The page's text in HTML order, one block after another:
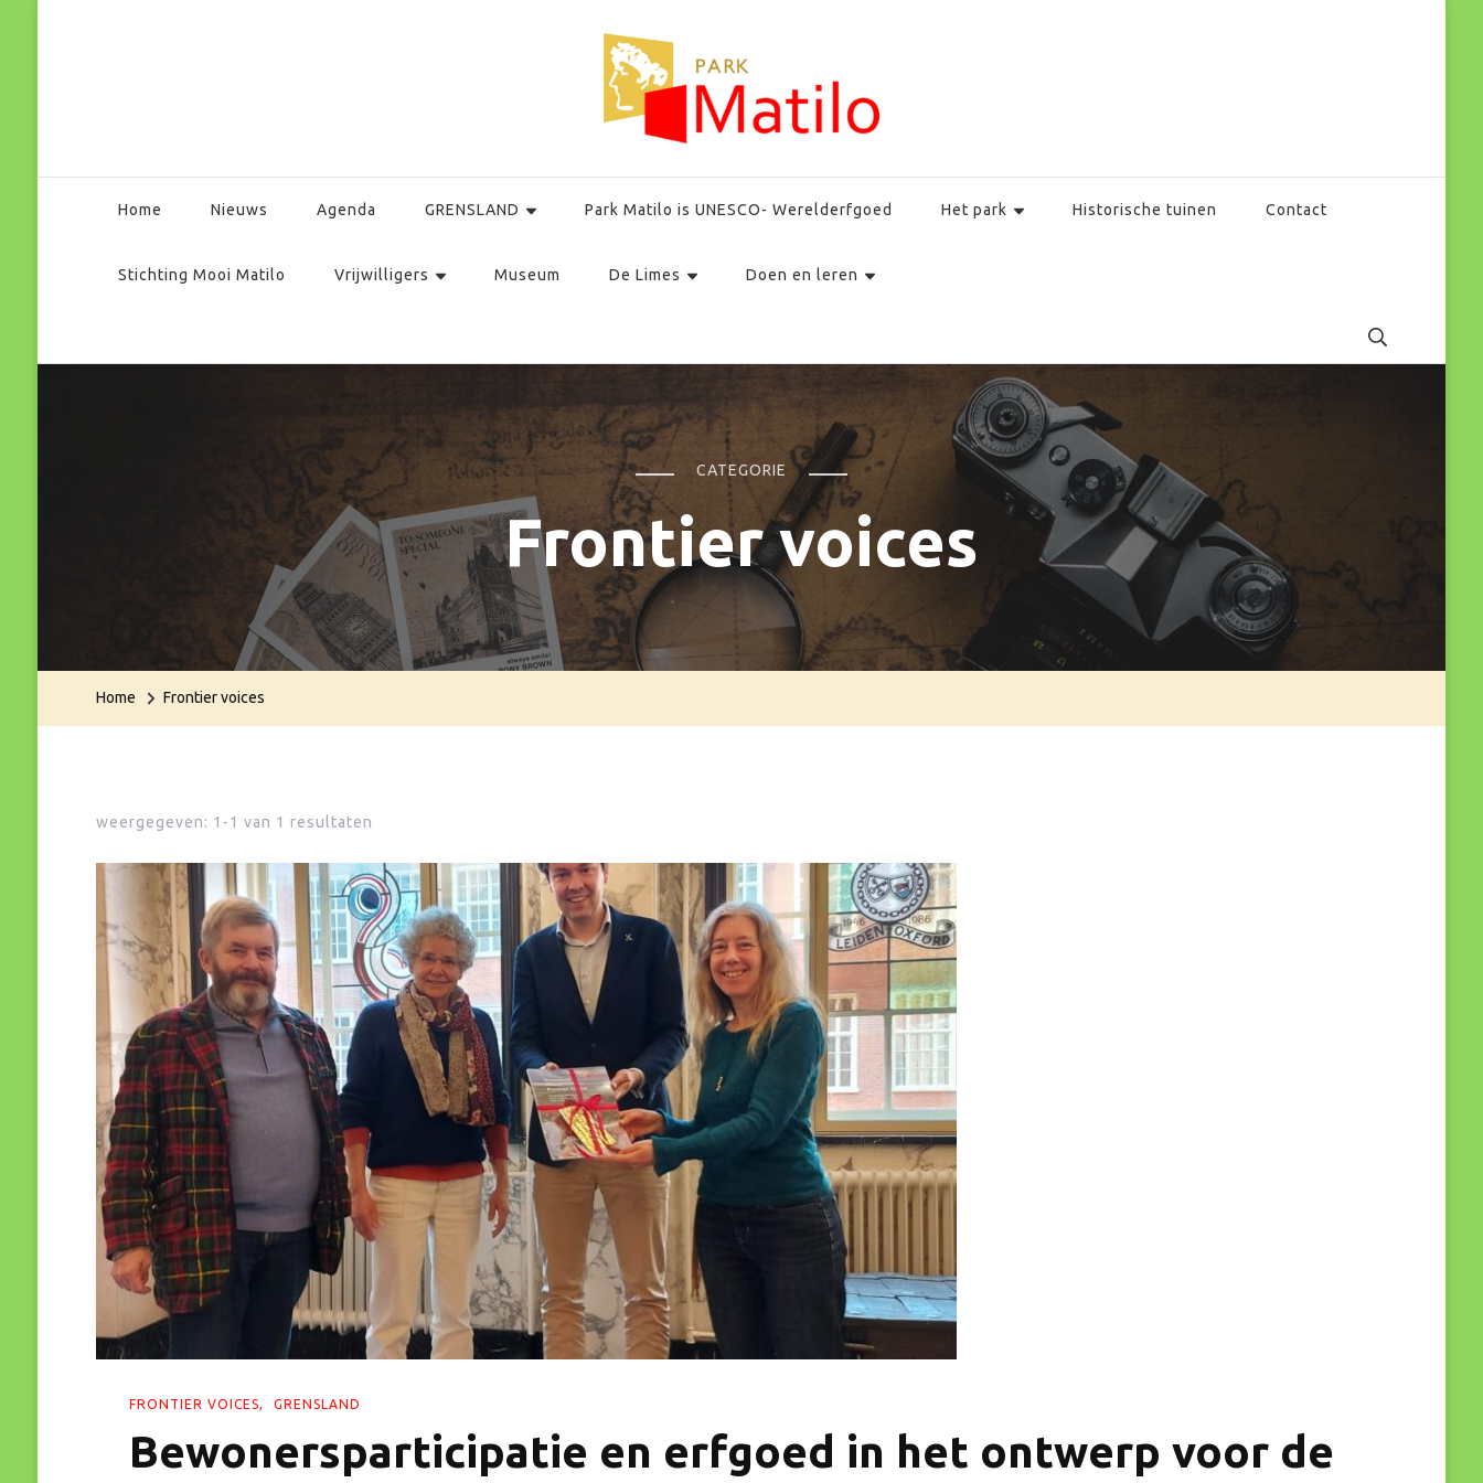
Home Nieuws Agenda GRENSLAND Park Matilo is UNESCO- Werelderfgoed Het park Historische tuinen Contact
Stichting Mooi Matilo Vrijwilligers Museum De Limes Doen en leren
CATEGORIE
Frontier voices
Home Frontier voices
weergegeven: 1-1 van 1 resultaten
FRONTIER VOICES GRENSLAND
Bewonersparticipatie en erfgoed in het ontwerp voor de